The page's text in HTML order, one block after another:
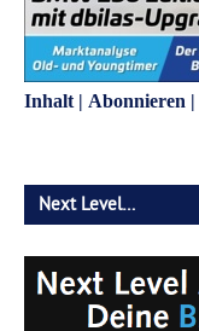
Inhalt| Abonnieren
Next Level…